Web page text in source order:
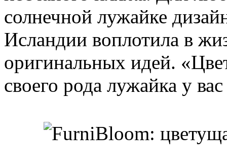
солнечной лужайке
Исландии воплотила в
оригинальных идей.
своего рода лужайка у